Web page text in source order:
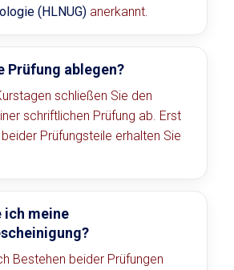
(HLNUG) anerkannt.
Prüfung ablegen?
schließen Sie den
schriftlichen Prüfung ab. Erst
Prüfungsteile erhalten Sie
ich meine
Bestehen beider Prüfungen